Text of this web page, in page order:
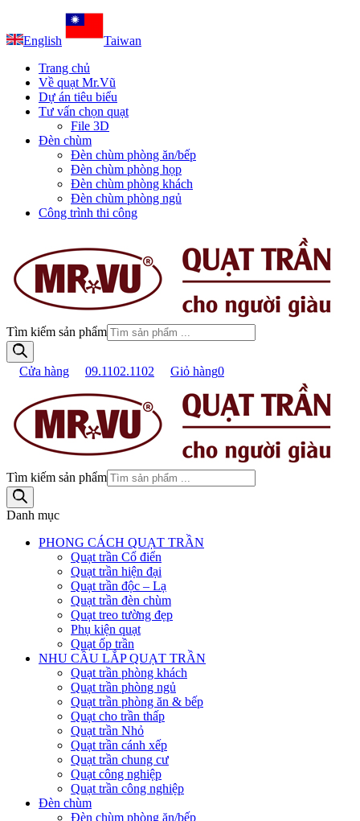
English
Taiwan
Trang chủ
Về quạt Mr.Vũ
Dự án tiêu biểu
Tư vấn chọn quạt
File 3D
Đèn chùm
Đèn chùm phòng ăn/bếp
Đèn chùm phòng họp
Đèn chùm phòng khách
Đèn chùm phòng ngủ
Công trình thi công
Tìm kiếm sản phẩm
Cửa hàng 09.1102.1102 Giỏ hàng0
Tìm kiếm sản phẩm
Danh mục
PHONG CÁCH QUẠT TRẦN
Quạt trần Cổ điển
Quạt trần hiện đại
Quạt trần độc – Lạ
Quạt trần đèn chùm
Quạt treo tường đẹp
Phụ kiện quạt
Quạt ốp trần
NHU CẦU LẮP QUẠT TRẦN
Quạt trần phòng khách
Quạt trần phòng ngủ
Quạt trần phòng ăn & bếp
Quạt cho trần thấp
Quạt trần Nhỏ
Quạt trần cánh xếp
Quạt trần chung cư
Quạt công nghiệp
Quạt trần công nghiệp
Đèn chùm
Đèn chùm phòng ăn/bếp